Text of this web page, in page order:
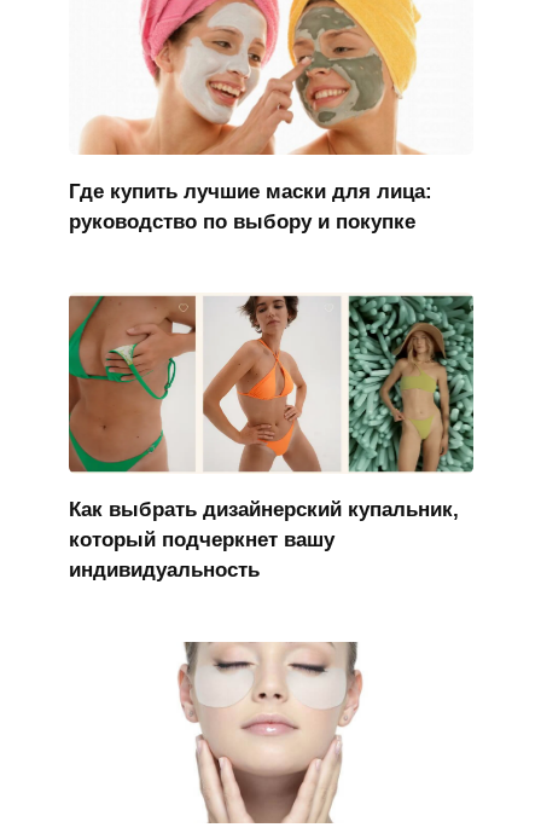
Где купить лучшие маски для лица:
руководство по выбору и покупке
Как выбрать дизайнерский купальник,
который подчеркнет вашу
индивидуальность